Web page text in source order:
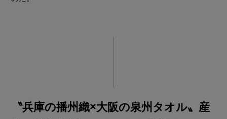
〝兵庫の播州織×大阪の泉州タオル〟産